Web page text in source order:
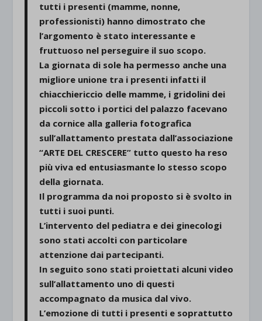
tutti i presenti (mamme, nonne,
professionisti) hanno dimostrato che
l’argomento è stato interessante e
fruttuoso nel perseguire il suo scopo.
La giornata di sole ha permesso anche una
migliore unione tra i presenti infatti il
chiacchiericcio delle mamme, i gridolini dei
piccoli sotto i portici del palazzo facevano
da cornice alla galleria fotografica
sull’allattamento prestata dall’associazione
“ARTE DEL CRESCERE” tutto questo ha reso
più viva ed entusiasmante lo stesso scopo
della giornata.
Il programma da noi proposto si è svolto in
tutti i suoi punti.
L’intervento del pediatra e dei ginecologi
sono stati accolti con particolare
attenzione dai partecipanti.
In seguito sono stati proiettati alcuni video
sull’allattamento uno di questi
accompagnato da musica dal vivo.
L’emozione di tutti i presenti e soprattutto